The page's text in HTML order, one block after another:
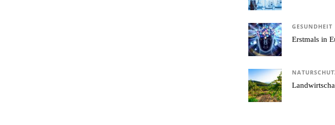
GESUNDHEIT
Erstmals in